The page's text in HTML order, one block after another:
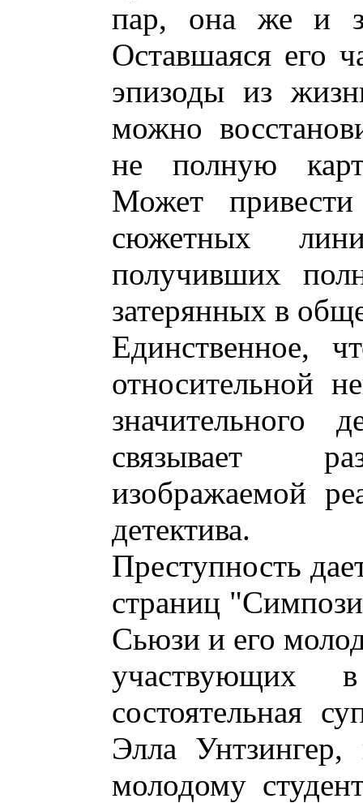
пар, она же и
Оставшаяся его
эпизоды из
можно
не полную
Может
сюжетных
получивших
затерянных в
Единственное,
относительной
значительного
связывает
изображаемой
детектива.
Преступность
страниц
Сьюзи и его
участвующих
состоятельная
Элла Унтзингер,
молодому